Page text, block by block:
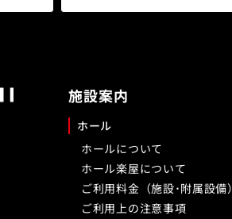
施設案内
ホール
ホールについて
ホール楽屋について
ご利用料金（施設･附属設備）
ご利用上の注意事項